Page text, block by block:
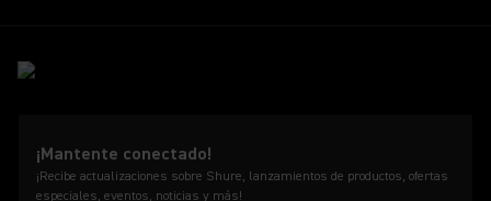
¡Mantente conectado!
¡Recibe actualizaciones sobre Shure, lanzamientos de productos, ofertas
especiales, eventos, noticias y más!